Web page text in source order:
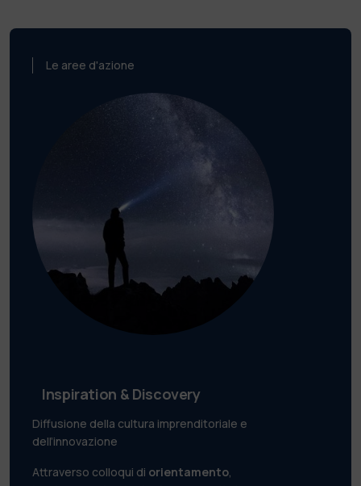
Le aree d'azione
Inspiration & Discovery
Diffusione della cultura imprenditoriale e
dell’innovazione
Attraverso colloqui di orientamento,